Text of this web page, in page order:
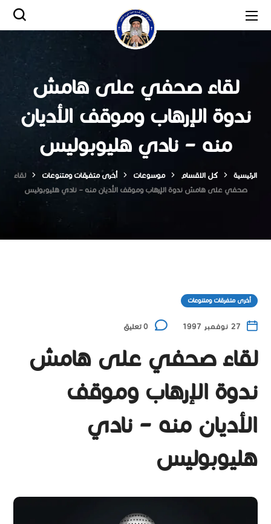
لقاء صحفي على هامش
ندوة الإرهاب وموقف الأديان
منه – نادي هليوبوليس
الرئيسية كل الاقسام موسوعات أخرى متفرقات ومتنوعات
لقاء
صحفي على هامش ندوة الإرهاب وموقف الأديان منه – نادي هليوبوليس
أخرى متفرقات ومتنوعات
27 نوفمبر 1997 0 تعليق
لقاء صحفي على هامش
ندوة الإرهاب وموقف
الأديان منه – نادي
هليوبوليس